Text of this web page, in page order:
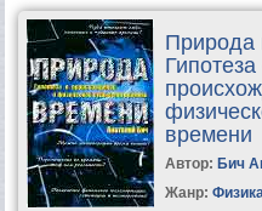
Природа
Гипотеза
времени
Автор: Бич
Жанр: